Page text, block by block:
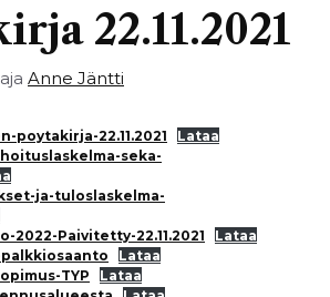
22.11.2021
Anne Jäntti
poytakirja-22.11.2021
Lataa
seka-
ja-tuloslaskelma-
2022-Paivitetty-22.11.2021
Lataa
Lataa
TYP
Lataa